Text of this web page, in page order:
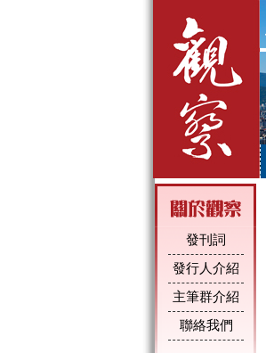
發刊詞
發行人介紹
主筆群介紹
聯絡我們